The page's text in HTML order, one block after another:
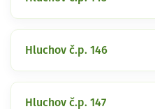
Hluchov č.p. 146
Hluchov č.p. 147